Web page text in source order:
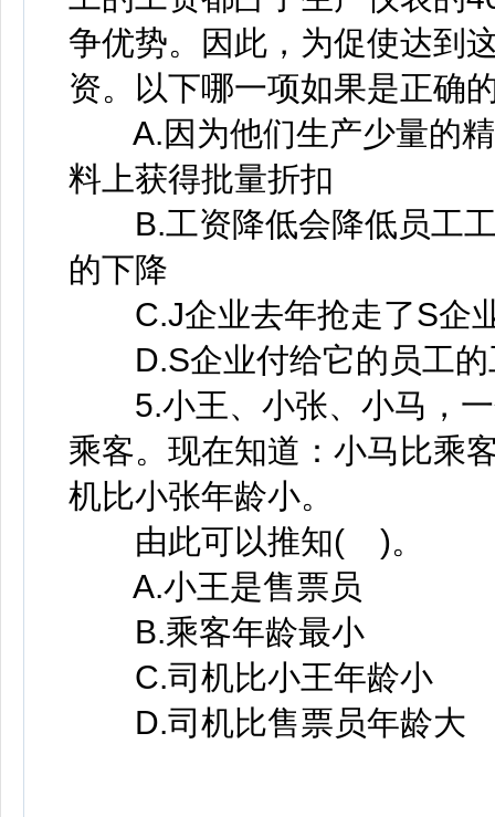
争优势。因此，为促使达到
资。以下哪一项如果是正确
A.因为他们生产少量的精
料上获得批量折扣
B.工资降低会降低员工工
的下降
C.J企业去年抢走了S企
D.S企业付给它的员工的
5.小王、小张、小马，一
乘客。现在知道：小马比乘
机比小张年龄小。
由此可以推知( )。
A.小王是售票员
B.乘客年龄最小
C.司机比小王年龄小
D.司机比售票员年龄大